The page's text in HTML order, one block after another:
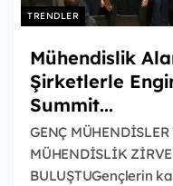
TRENDLER
Mühendislik
Şirketlerle
Summit...
GENÇ
MÜHENDİSLİK
BULUŞTUGençlerin